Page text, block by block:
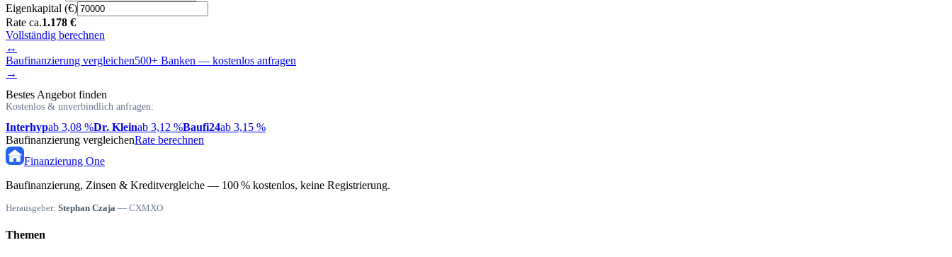
Eigenkapital (€)
Rate ca.1.178 €
Vollständig berechnen
↔
Baufinanzierung vergleichen500+ Banken — kostenlos anfragen
→
Bestes Angebot finden
Kostenlos & unverbindlich anfragen:
Interhypab 3,08 %Dr. Kleinab 3,12 %Baufi24ab 3,15 %
Baufinanzierung vergleichenRate berechnen
Finanzierung One
Baufinanzierung, Zinsen & Kreditvergleiche — 100 % kostenlos, keine Registrierung.
Herausgeber: Stephan Czaja — CXMXO
Themen